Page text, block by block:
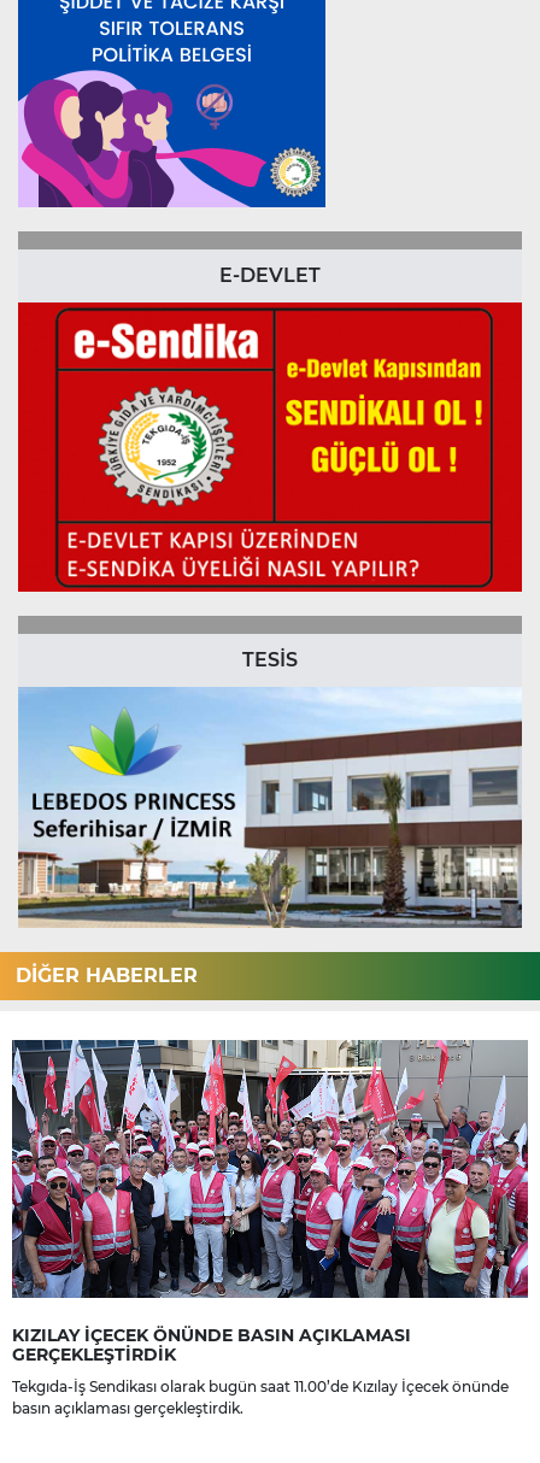
E-DEVLET
TESİS
DİĞER HABERLER
KIZILAY İÇECEK ÖNÜNDE BASIN AÇIKLAMASI
GERÇEKLEŞTİRDİK
Tekgıda-İş Sendikası olarak bugün saat 11.00’de Kızılay İçecek önünde
basın açıklaması gerçekleştirdik.